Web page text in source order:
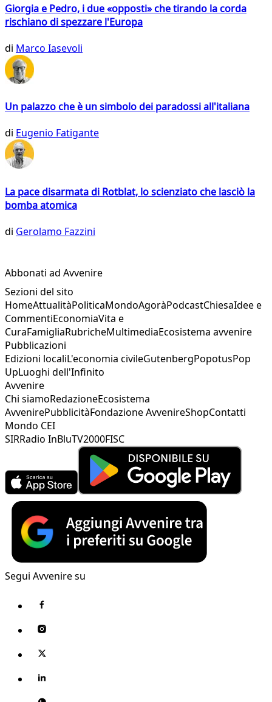
Giorgia e Pedro, i due «opposti» che tirando la corda
rischiano di spezzare l'Europa
di Marco Iasevoli
Un palazzo che è un simbolo dei paradossi all'italiana
di Eugenio Fatigante
La pace disarmata di Rotblat, lo scienziato che lasciò la
bomba atomica
di Gerolamo Fazzini
Abbonati ad Avvenire
Sezioni del sito
HomeAttualitàPoliticaMondoAgoràPodcastChiesaIdee e
CommentiEconomiaVita e
CuraFamigliaRubricheMultimediaEcosistema avvenire
Pubblicazioni
Edizioni localiL'economia civileGutenbergPopotusPop
UpLuoghi dell'Infinito
Avvenire
Chi siamoRedazioneEcosistema
AvvenirePubblicitàFondazione AvvenireShopContatti
Mondo CEI
SIRRadio InBluTV2000FISC
Segui Avvenire su